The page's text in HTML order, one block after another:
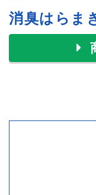
消臭はらま